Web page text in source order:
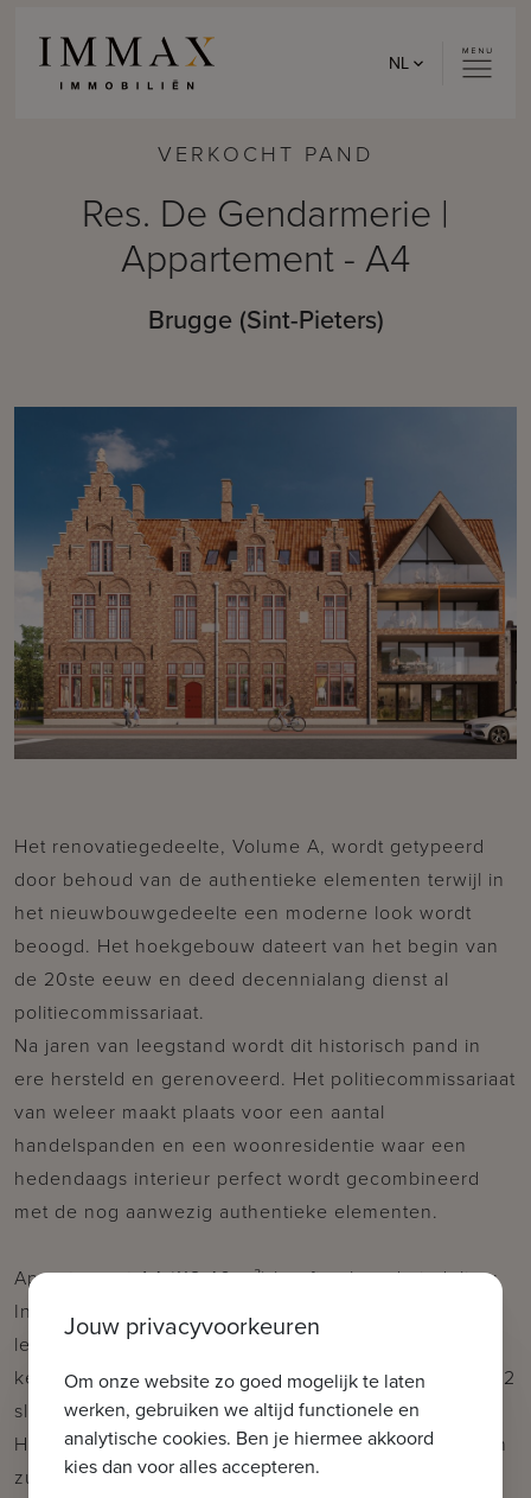
NL
VERKOCHT PAND
Res. De Gendarmerie |
Appartement - A4
Brugge (Sint-Pieters)
Het renovatiegedeelte, Volume A, wordt getypeerd
door behoud van de authentieke elementen terwijl in
het nieuwbouwgedeelte een moderne look wordt
beoogd. Het hoekgebouw dateert van het begin van
de 20ste eeuw en deed decennialang dienst al
politiecommissariaat.
Na jaren van leegstand wordt dit historisch pand in
ere hersteld en gerenoveerd. Het politiecommissariaat
van weleer maakt plaats voor een aantal
handelspanden en een woonresidentie waar een
hedendaags interieur perfect wordt gecombineerd
met de nog aanwezig authentieke elementen.
Appartement A4 (118,46 m²) heeft volgende indeling:
Inkomhal met vestiaire en gastentoilet, ruimte
leefruimte met open keuken aansluitend aan de
keuken een ruimte (was)berging. Ruime slaapkamer, 2
slaapkamers en badkamer.
Het terras (12,55 m²) kijkt uit op de vaart en heeft een
zuidelijke oriëntatie.
Jouw privacyvoorkeuren
Om onze website zo goed mogelijk te laten
werken, gebruiken we altijd functionele en
analytische cookies. Ben je hiermee akkoord
kies dan voor alles accepteren.